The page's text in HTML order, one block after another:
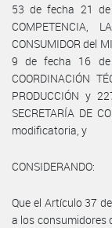
53 de fecha 21 de
COMPETENCIA,
CONSUMIDOR del
9 de fecha 16 de
COORDINACIÓN
PRODUCCIÓN y
SECRETARÍA DE
modificatoria, y
CONSIDERANDO:
Que el Artículo 37
a los consumidores